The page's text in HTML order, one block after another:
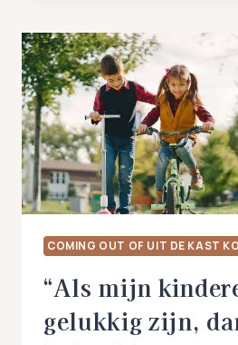
COACHING:
ONDERZOEKEN
LESBISCHE
GEVOELENS
COMING OUT OF UIT DE KAST
“Als mijn
gelukkig zijn,